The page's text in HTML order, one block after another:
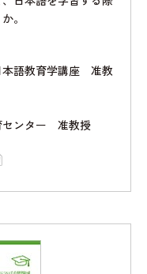
。
語教育学講座 准教
センター 准教授